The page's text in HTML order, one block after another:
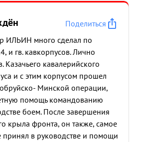
Поделиться
ИЛЬИН много сделал по
и гв. кавкорпусов. Лично
Казачьего кавалерийского
и с этим корпусом прошел
Минской операции,
помощь командованию
боем. После завершения
крыла фронта, он также, самое
принял в руководстве и помощи